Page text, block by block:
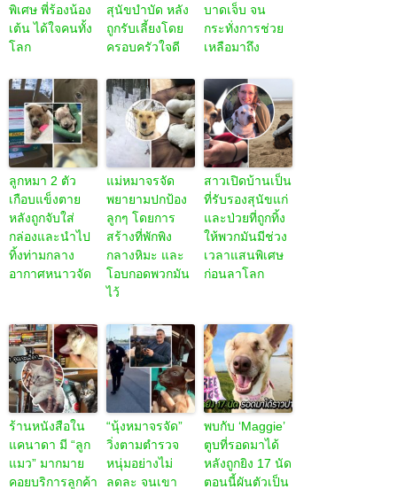
พิเศษ พี่ร้องน้อง
เต้น ได้ใจคนทั้ง
โลก
สุนัขบำบัด หลัง
ถูกรับเลี้ยงโดย
ครอบครัวใจดี
บาดเจ็บ จน
กระทั่งการช่วย
เหลือมาถึง
ลูกหมา 2 ตัว
เกือบแข็งตาย
หลังถูกจับใส่
กล่องและนำไป
ทิ้งท่ามกลาง
อากาศหนาวจัด
แม่หมาจรจัด
พยายามปกป้อง
ลูกๆ โดยการ
สร้างที่พักพิง
กลางหิมะ และ
โอบกอดพวกมัน
ไว้
สาวเปิดบ้านเป็น
ที่รับรองสุนัขแก่
และป่วยที่ถูกทิ้ง
ให้พวกมันมีช่วง
เวลาแสนพิเศษ
ก่อนลาโลก
ร้านหนังสือใน
แคนาดา มี “ลูก
แมว” มากมาย
คอยบริการลูกค้า
“นุ้งหมาจรจัด”
วิ่งตามตำรวจ
หนุ่มอย่างไม่
ลดละ จนเขา
พบกับ ‘Maggie’
ตูบที่รอดมาได้
หลังถูกยิง 17 นัด
ตอนนี้ผันตัวเป็น